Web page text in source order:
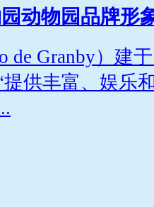
动物园品牌形
de Granby）建
供丰富、娱乐